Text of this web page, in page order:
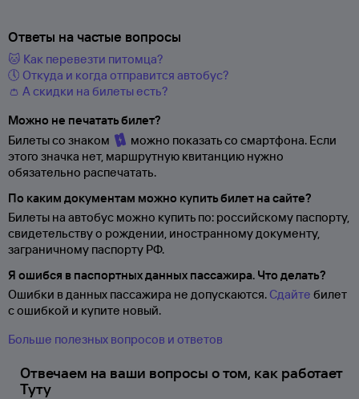
Ответы на частые вопросы
🐱 Как перевезти питомца?
🕔 Откуда и когда отправится автобус?
👛 А скидки на билеты есть?
Можно не печатать билет?
Билеты со знаком
можно показать со смартфона. Если
этого значка нет, маршрутную квитанцию нужно
обязательно распечатать.
По каким документам можно купить билет на сайте?
Билеты на автобус можно купить по: российскому паспорту,
свидетельству о рождении, иностранному документу,
заграничному паспорту РФ.
Я ошибся в паспортных данных пассажира. Что делать?
Ошибки в данных пассажира не допускаются. Сдайте билет
с ошибкой и купите новый.
Больше полезных вопросов и ответов
Отвечаем на ваши вопросы о том, как работает
Туту